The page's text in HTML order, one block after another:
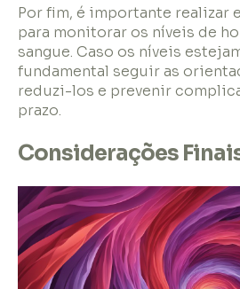
Por fim, é importante realizar
para monitorar os níveis de
sangue. Caso os níveis
fundamental seguir as
reduzi-los e prevenir
prazo.
Considerações